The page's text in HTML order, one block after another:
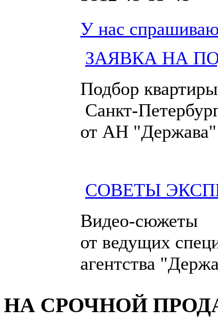
У нас
ЗАЯВКА НА
Подбор
Санкт-
от АН "Держава"
СОВЕТЫ
Видео-сюжеты
от ведущих
агентства
НА СРОЧНОЙ